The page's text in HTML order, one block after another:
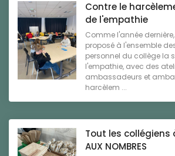
Contre le
de l'empathie
Comme l'année
proposé à l'ensemble
personnel du collège la
l'empathie, avec des
ambassadeurs et
harcèlem ...
Tout les collégiens
AUX NOMBRES